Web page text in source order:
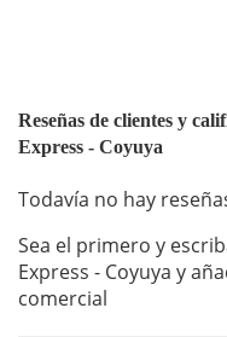
Reseñas de clientes y
Express - Coyuya
Todavía no hay
Sea el primero y
Express - Coyuya y
comercial